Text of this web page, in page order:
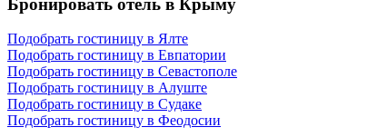
Подобрать гостиницу в Ялте
Подобрать гостиницу в Евпатории
Подобрать гостиницу в Севастополе
Подобрать гостиницу в Алуште
Подобрать гостиницу в Судаке
Подобрать гостиницу в Феодосии